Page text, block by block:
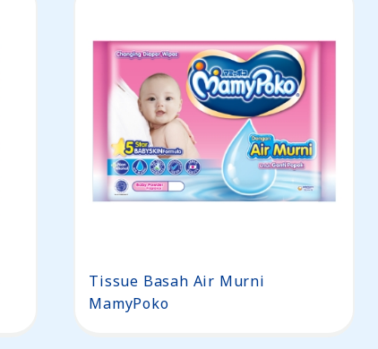
Tissue Basah Air Murni
MamyPoko